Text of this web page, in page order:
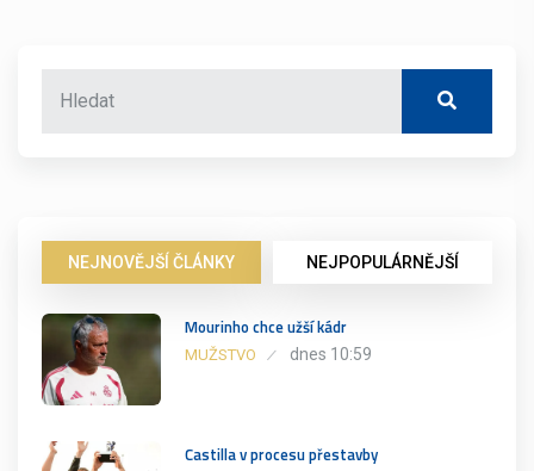
NEJNOVĚJŠÍ ČLÁNKY NEJPOPULÁRNĚJŠÍ
Mourinho chce užší kádr
MUŽSTVO dnes 10:59
Castilla v procesu přestavby